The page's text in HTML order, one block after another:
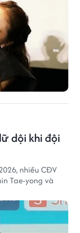
dội khi đội
nhiều CĐV
Tae-yong và